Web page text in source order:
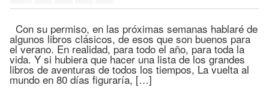
Con su permiso, en las próximas semanas hablaré de
algunos libros clásicos, de esos que son buenos para
el verano. En realidad, para todo el año, para toda la
vida. Y si hubiera que hacer una lista de los grandes
libros de aventuras de todos los tiempos, La vuelta al
mundo en 80 días figuraría, […]